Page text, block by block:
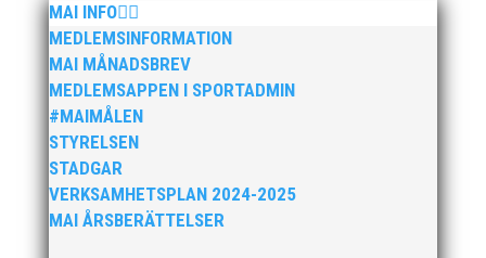
MAI INFO
MEDLEMSINFORMATION
MAI MÅNADSBREV
MEDLEMSAPPEN I SPORTADMIN
#MAIMÅLEN
STYRELSEN
STADGAR
VERKSAMHETSPLAN 2024-2025
MAI ÅRSBERÄTTELSER